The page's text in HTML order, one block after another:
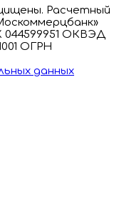
Расчетный
044599951 ОКВЭД
ОГРН
данных